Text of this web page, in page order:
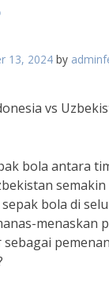
13, 2024 by
vs
bola antara
bola di
menaskan